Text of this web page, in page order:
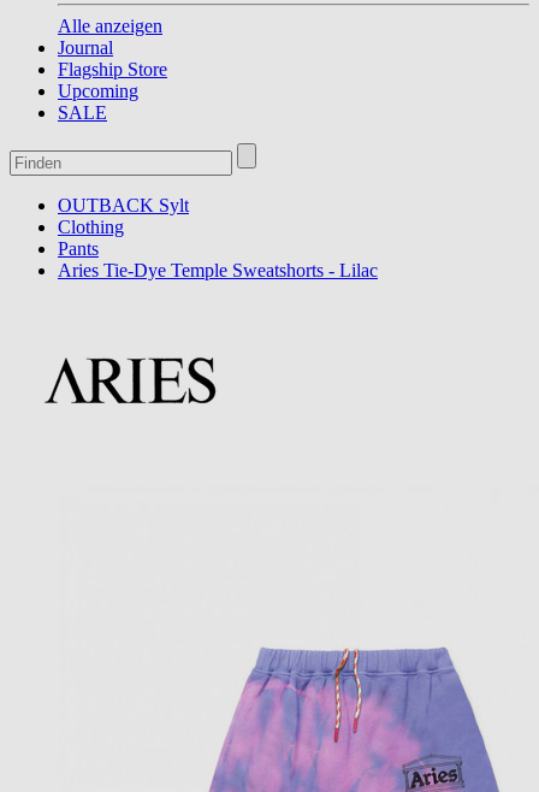
Alle anzeigen
Journal
Flagship Store
Upcoming
SALE
OUTBACK Sylt
Clothing
Pants
Aries Tie-Dye Temple Sweatshorts - Lilac